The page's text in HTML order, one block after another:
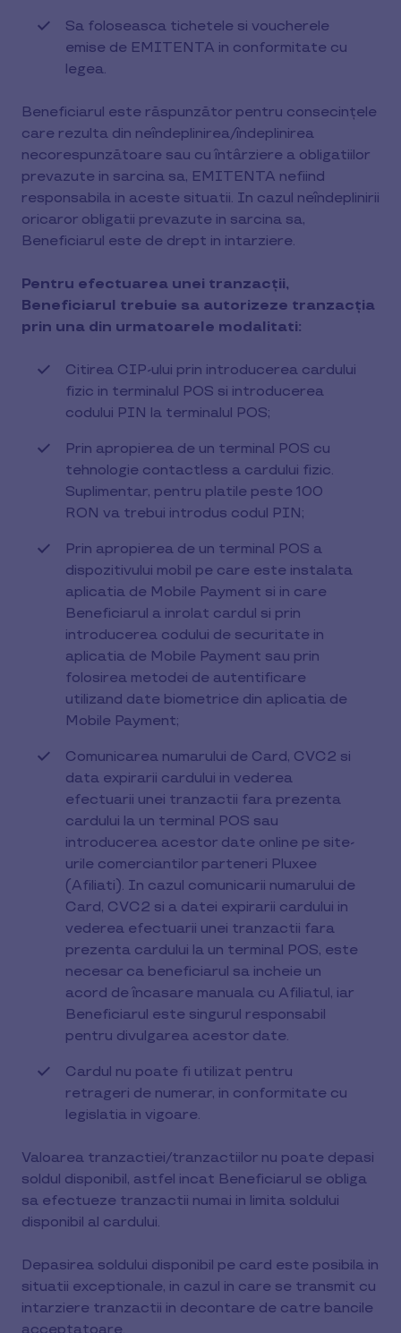
Sa foloseasca tichetele si voucherele
emise de EMITENTA in conformitate cu
legea.
Beneficiarul este răspunzător pentru consecințele
care rezulta din neîndeplinirea/îndeplinirea
necorespunzătoare sau cu întârziere a obligatiilor
prevazute in sarcina sa, EMITENTA nefiind
responsabila in aceste situatii. In cazul neîndeplinirii
oricaror obligatii prevazute in sarcina sa,
Beneficiarul este de drept in intarziere.
Pentru efectuarea unei tranzacții,
Beneficiarul trebuie sa autorizeze tranzacția
prin una din urmatoarele modalitati:
Citirea CIP-ului prin introducerea cardului
fizic in terminalul POS si introducerea
codului PIN la terminalul POS;
Prin apropierea de un terminal POS cu
tehnologie contactless a cardului fizic.
Suplimentar, pentru platile peste 100
RON va trebui introdus codul PIN;
Prin apropierea de un terminal POS a
dispozitivului mobil pe care este instalata
aplicatia de Mobile Payment si in care
Beneficiarul a inrolat cardul si prin
introducerea codului de securitate in
aplicatia de Mobile Payment sau prin
folosirea metodei de autentificare
utilizand date biometrice din aplicatia de
Mobile Payment;
Comunicarea numarului de Card, CVC2 si
data expirarii cardului in vederea
efectuarii unei tranzactii fara prezenta
cardului la un terminal POS sau
introducerea acestor date online pe site-
urile comerciantilor parteneri Pluxee
(Afiliati). In cazul comunicarii numarului de
Card, CVC2 si a datei expirarii cardului in
vederea efectuarii unei tranzactii fara
prezenta cardului la un terminal POS, este
necesar ca beneficiarul sa incheie un
acord de încasare manuala cu Afiliatul, iar
Beneficiarul este singurul responsabil
pentru divulgarea acestor date.
Cardul nu poate fi utilizat pentru
retrageri de numerar, in conformitate cu
legislatia in vigoare.
Valoarea tranzactiei/tranzactiilor nu poate depasi
soldul disponibil, astfel incat Beneficiarul se obliga
sa efectueze tranzactii numai in limita soldului
disponibil al cardului.
Depasirea soldului disponibil pe card este posibila in
situatii exceptionale, in cazul in care se transmit cu
intarziere tranzactii in decontare de catre bancile